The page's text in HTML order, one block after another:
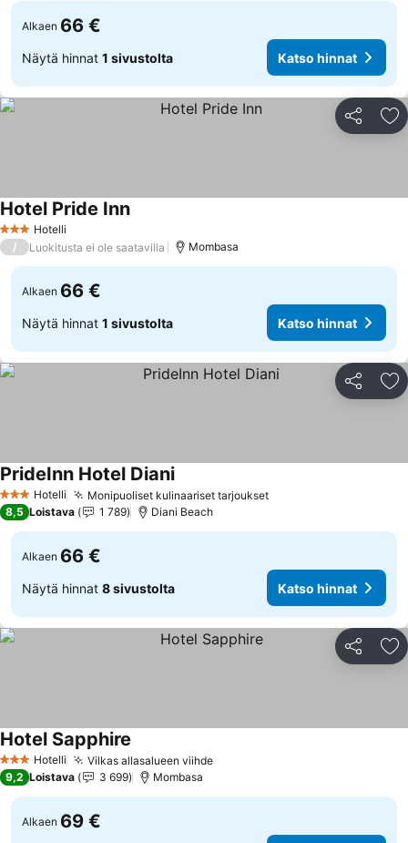
Alkaen 66 €
Näytä hinnat 1 sivustolta Katso hinnat
Jaa
3 Tähtiluokitus
Hotelli
Hotel Pride InnKatso hinnat
/ Luokitusta ei ole saatavilla Mombasa
Alkaen 66 €
Näytä hinnat 1 sivustolta Katso hinnat
Jaa
3 Tähtiluokitus
Hotelli Monipuoliset kulinaariset tarjouksetKatso hinnat
PrideInn Hotel DianiKatso hinnat
8,5 Loistava 1 789 Diani Beach
Alkaen 66 €
Näytä hinnat 8 sivustolta Katso hinnat
Jaa
3 Tähtiluokitus
Hotelli Vilkas allasalueen viihdeKatso hinnat
Hotel Sapphire
9,2 Loistava 3 699 Mombasa
Alkaen 69 €